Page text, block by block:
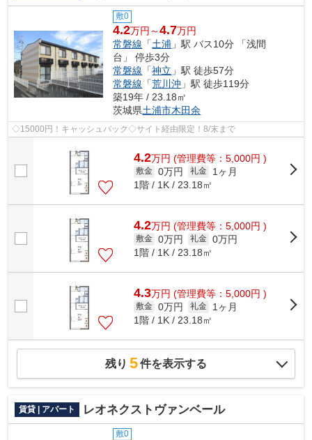
敷0
4.2万円～4.7万円
常磐線 「土浦 」駅 バス10分 「浅間
台」 停歩3分
常磐線 「神立 」駅 徒歩57分
常磐線 「荒川沖 」駅 徒歩119分
築19年 / 23.18㎡
茨城県土浦市木田余
◇15000円！キャッシュバック◇サイト経由限定！8/末まで
4.2万円 (管理費等：5,000円 )
敷金 0万円 礼金
1ヶ月
1階 / 1K / 23.18㎡
4.2万円 (管理費等：5,000円 )
敷金 0万円 礼金 0万円
1階 / 1K / 23.18㎡
4.3万円 (管理費等：5,000円 )
敷金 0万円 礼金
1ヶ月
1階 / 1K / 23.18㎡
残り 5件を表示する
賃貸 | アパート レオネクストヴァンベール
敷0